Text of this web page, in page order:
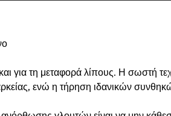
για τη μεταφορά λίπους. Η σωστή
ενώ η τήρηση ιδανικών